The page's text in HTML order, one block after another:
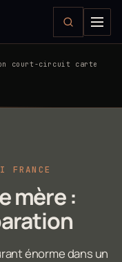
court-circuit carte
FRANCE
mère :
énorme dans un